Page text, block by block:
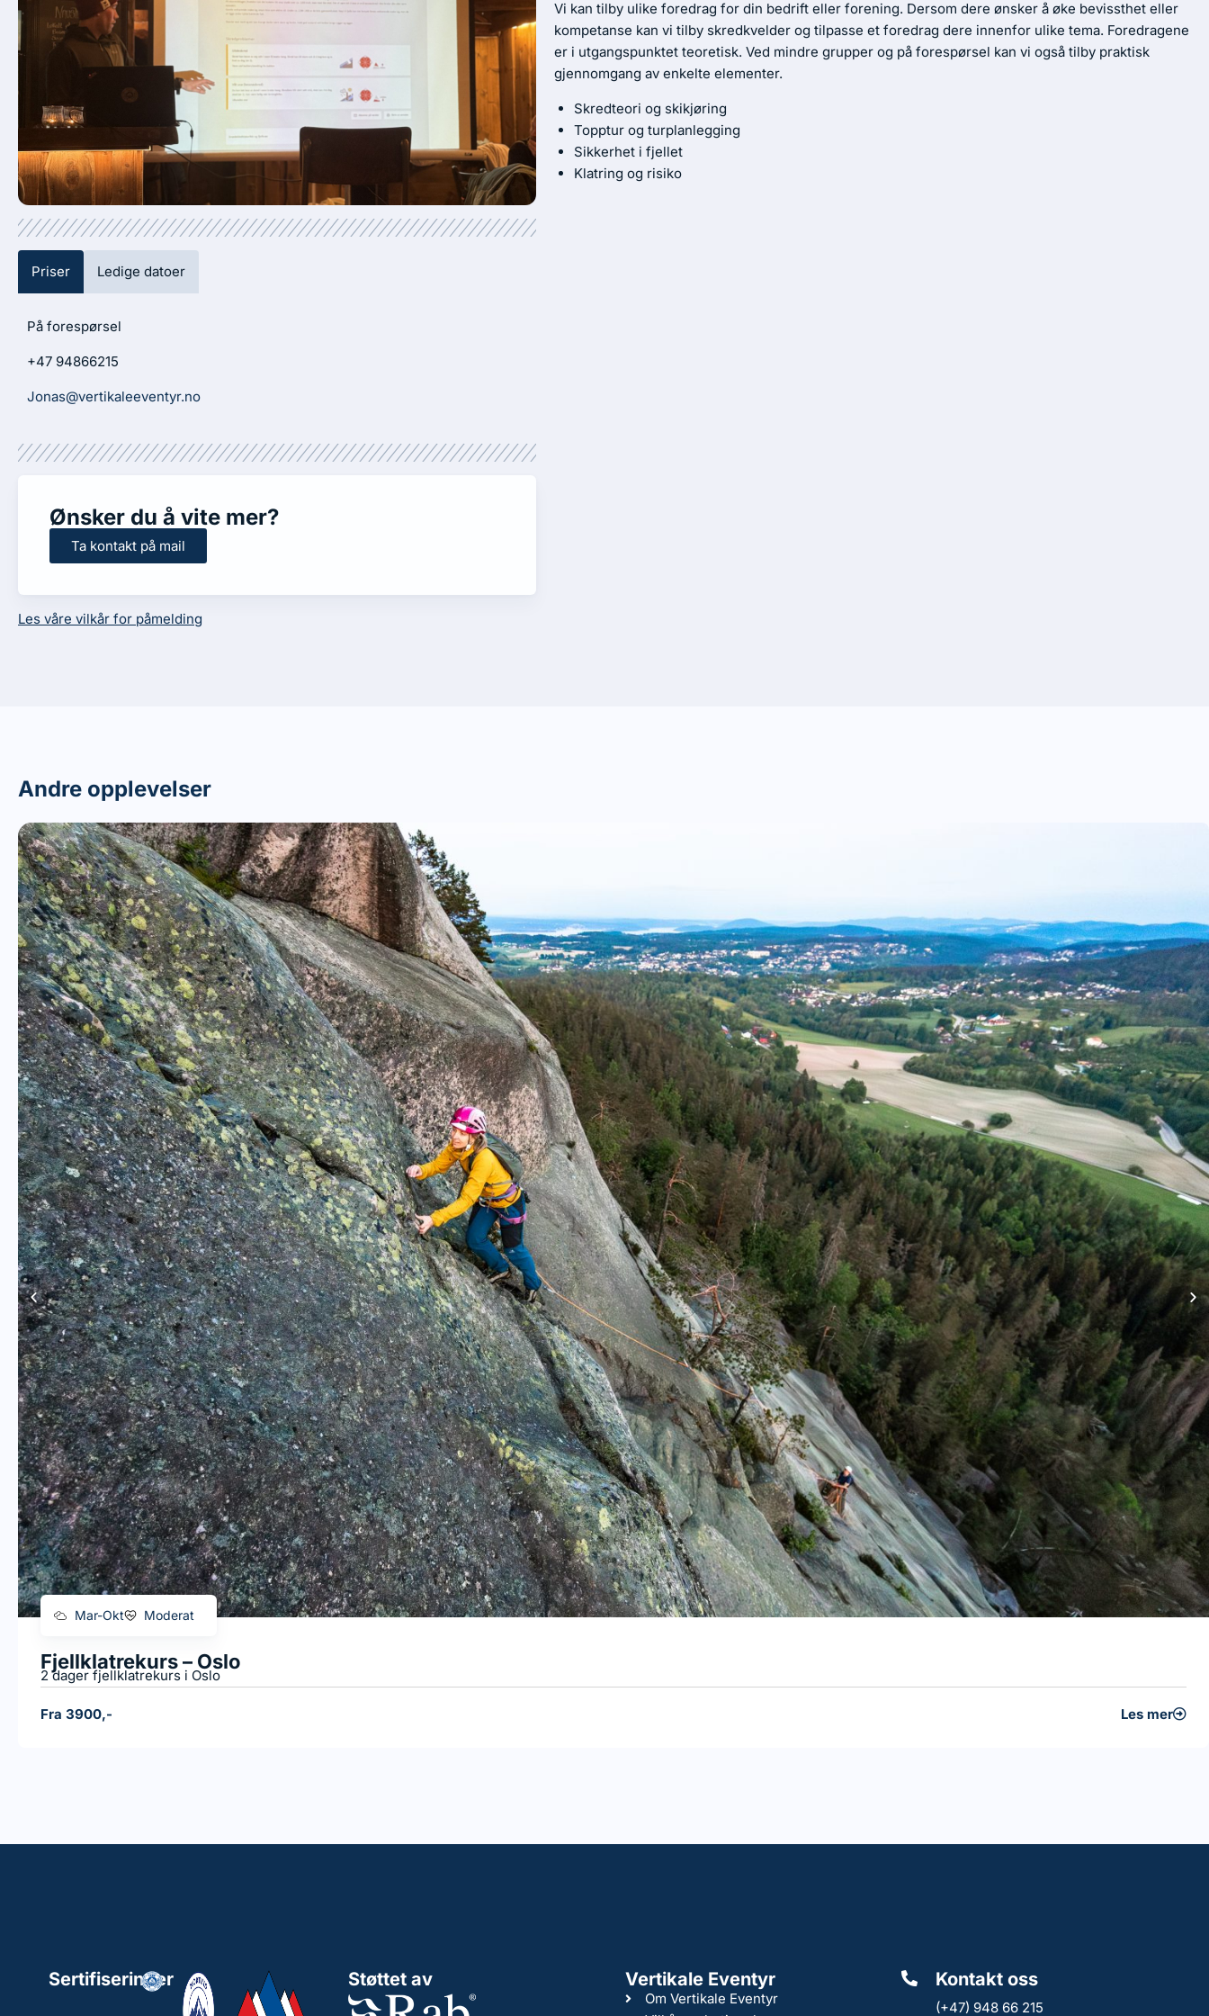
Priser Ledige datoer
På forespørsel
+47 94866215
Jonas@vertikaleeventyr.no
Ønsker du å vite mer?
Ta kontakt på mail
Les våre vilkår for påmelding
Vi kan tilby ulike foredrag for din bedrift eller forening. Dersom dere ønsker å øke bevissthet eller
kompetanse kan vi tilby skredkvelder og tilpasse et foredrag dere innenfor ulike tema. Foredragene
er i utgangspunktet teoretisk. Ved mindre grupper og på forespørsel kan vi også tilby praktisk
gjennomgang av enkelte elementer.
Skredteori og skikjøring
Topptur og turplanlegging
Sikkerhet i fjellet
Klatring og risiko
Andre opplevelser
Mar-Okt Moderat
Fjellklatrekurs – Oslo
2 dager fjellklatrekurs i Oslo
Fra 3900,- Les mer
Sertifiseringer Støttet av Vertikale Eventyr
Om Vertikale Eventyr
Kontakt oss
(+47) 948 66 215